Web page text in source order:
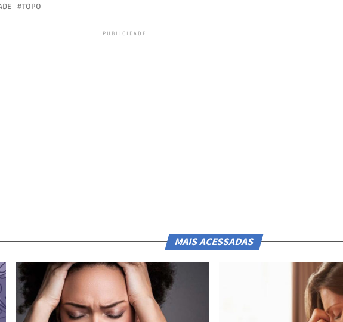
TOPO
PUBLICIDADE
MAIS ACESSADAS